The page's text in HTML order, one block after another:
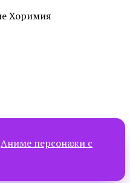
Аниме персонажи с